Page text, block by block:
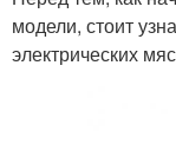
модели, стоит
электрических